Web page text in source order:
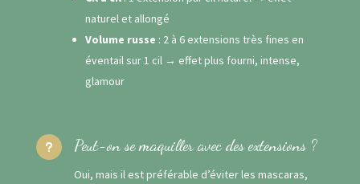
naturel et allongé
Volume russe : 2 à 6 extensions très fines en
éventail sur 1 cil → effet plus fourni, intense,
glamour
u Peut-on se maquiller avec des extensions ?
Oui, mais il est préférable d’éviter les mascaras,